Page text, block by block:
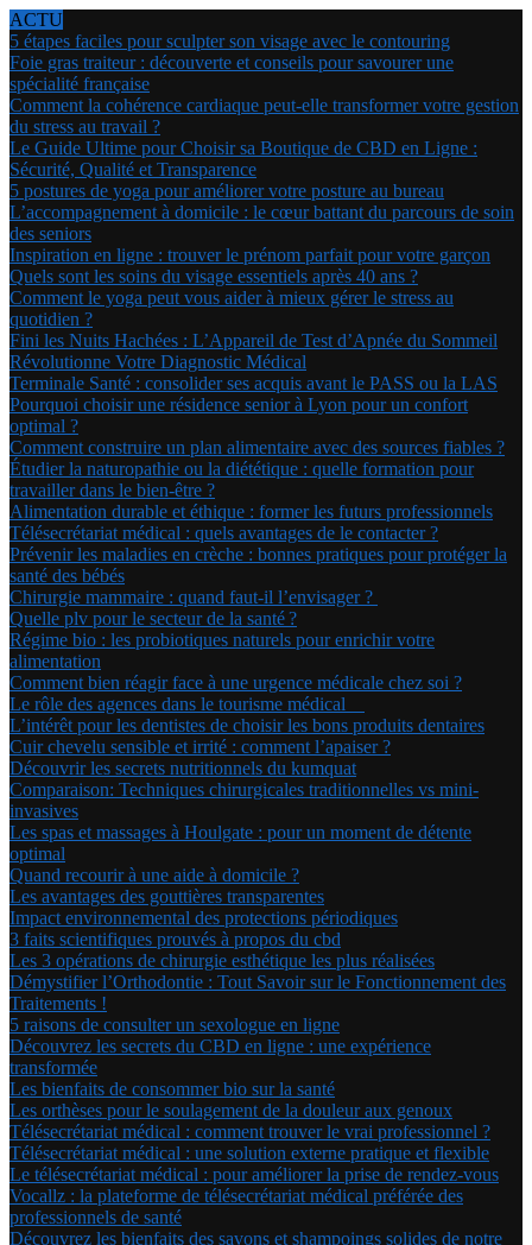
ACTU
5 étapes faciles pour sculpter son visage avec le contouring
Foie gras traiteur : découverte et conseils pour savourer une
spécialité française
Comment la cohérence cardiaque peut-elle transformer votre gestion
du stress au travail ?
Le Guide Ultime pour Choisir sa Boutique de CBD en Ligne :
Sécurité, Qualité et Transparence
5 postures de yoga pour améliorer votre posture au bureau
L’accompagnement à domicile : le cœur battant du parcours de soin
des seniors
Inspiration en ligne : trouver le prénom parfait pour votre garçon
Quels sont les soins du visage essentiels après 40 ans ?
Comment le yoga peut vous aider à mieux gérer le stress au
quotidien ?
Fini les Nuits Hachées : L’Appareil de Test d’Apnée du Sommeil
Révolutionne Votre Diagnostic Médical
Terminale Santé : consolider ses acquis avant le PASS ou la LAS
Pourquoi choisir une résidence senior à Lyon pour un confort
optimal ?
Comment construire un plan alimentaire avec des sources fiables ?
Étudier la naturopathie ou la diététique : quelle formation pour
travailler dans le bien-être ?
Alimentation durable et éthique : former les futurs professionnels
Télésecrétariat médical : quels avantages de le contacter ?
Prévenir les maladies en crèche : bonnes pratiques pour protéger la
santé des bébés
Chirurgie mammaire : quand faut-il l’envisager ?
Quelle plv pour le secteur de la santé ?
Régime bio : les probiotiques naturels pour enrichir votre
alimentation
Comment bien réagir face à une urgence médicale chez soi ?
Le rôle des agences dans le tourisme médical
L’intérêt pour les dentistes de choisir les bons produits dentaires
Cuir chevelu sensible et irrité : comment l’apaiser ?
Découvrir les secrets nutritionnels du kumquat
Comparaison: Techniques chirurgicales traditionnelles vs mini-
invasives
Les spas et massages à Houlgate : pour un moment de détente
optimal
Quand recourir à une aide à domicile ?
Les avantages des gouttières transparentes
Impact environnemental des protections périodiques
3 faits scientifiques prouvés à propos du cbd
Les 3 opérations de chirurgie esthétique les plus réalisées
Démystifier l’Orthodontie : Tout Savoir sur le Fonctionnement des
Traitements !
5 raisons de consulter un sexologue en ligne
Découvrez les secrets du CBD en ligne : une expérience
transformée
Les bienfaits de consommer bio sur la santé
Les orthèses pour le soulagement de la douleur aux genoux
Télésecrétariat médical : comment trouver le vrai professionnel ?
Télésecrétariat médical : une solution externe pratique et flexible
Le télésecrétariat médical : pour améliorer la prise de rendez-vous
Vocallz : la plateforme de télésecrétariat médical préférée des
professionnels de santé
Découvrez les bienfaits des savons et shampoings solides de notre